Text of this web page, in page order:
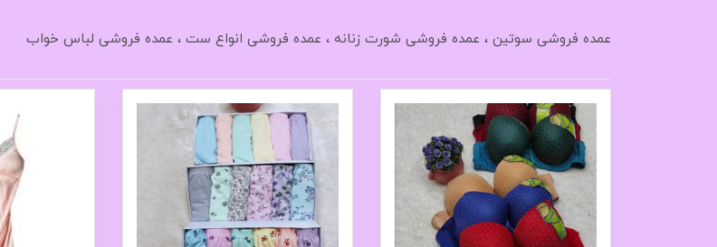
عمده فروشی سوتین ، عمده فروشی شورت زنانه ، عمده فروشی انواع ست ، عمده فروشی لباس خواب